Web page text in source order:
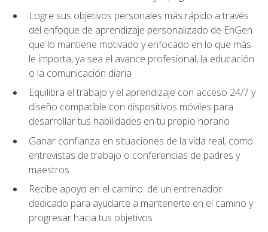
Logre sus objetivos personales más rápido a través
del enfoque de aprendizaje personalizado de EnGen
que lo mantiene motivado y enfocado en lo que más
le importa, ya sea el avance profesional, la educación
o la comunicación diaria
Equilibra el trabajo y el aprendizaje con acceso 24/7 y
diseño compatible con dispositivos móviles para
desarrollar tus habilidades en tu propio horario
Ganar confianza en situaciones de la vida real, como
entrevistas de trabajo o conferencias de padres y
maestros.
Recibe apoyo en el camino: de un entrenador
dedicado para ayudarte a mantenerte en el camino y
progresar hacia tus objetivos